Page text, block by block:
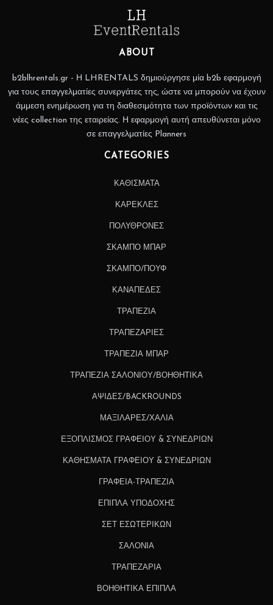
ABOUT
b2blhrentals.gr - Η LHRENTALS δημιούργησε μία b2b εφαρμογή
για τους επαγγελματίες συνεργάτες της, ώστε να μπορούν να έχουν
άμμεση ενημέρωση για τη διαθεσιμότητα των προϊόντων και τις
νέες collection της εταιρείας. Η εφαρμογή αυτή απευθύνεται μόνο
σε επαγγελματίες Planners
CATEGORIES
ΚΑΘΙΣΜΑΤΑ
ΚΑΡΕΚΛΕΣ
ΠΟΛΥΘΡΟΝΕΣ
ΣΚΑΜΠΟ ΜΠΑΡ
ΣΚΑΜΠΟ/ΠΟΥΦ
ΚΑΝΑΠΕΔΕΣ
ΤΡΑΠΕΖΙΑ
ΤΡΑΠΕΖΑΡΙΕΣ
ΤΡΑΠΕΖΙΑ ΜΠΑΡ
ΤΡΑΠΕΖΙΑ ΣΑΛΟΝΙΟΥ/ΒΟΗΘΗΤΙΚΑ
ΑΨΙΔΕΣ/BACKROUNDS
ΜΑΞΙΛΑΡΕΣ/ΧΑΛΙΑ
ΕΞΟΠΛΙΣΜΟΣ ΓΡΑΦΕΙΟΥ & ΣΥΝΕΔΡΙΩΝ
ΚΑΘΗΣΜΑΤΑ ΓΡΑΦΕΙΟΥ & ΣΥΝΕΔΡΙΩΝ
ΓΡΑΦΕΙΑ-ΤΡΑΠΕΖΙΑ
ΕΠΙΠΛΑ ΥΠΟΔΟΧΗΣ
ΣΕΤ ΕΣΩΤΕΡΙΚΩΝ
ΣΑΛΟΝΙΑ
ΤΡΑΠΕΖΑΡΙΑ
ΒΟΗΘΗΤΙΚΑ ΕΠΙΠΛΑ